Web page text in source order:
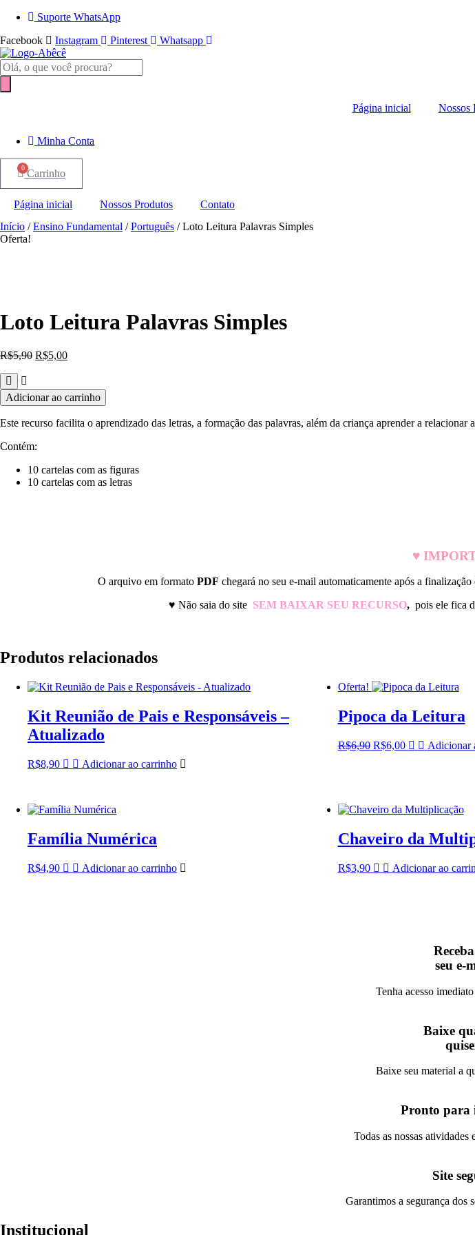
o
conteúdo
Suporte WhatsApp
Facebook
Instagram Pinterest Whatsapp
Pesquisar
produtos
Página inicial Nossos
Minha Conta
0 Carrinho
Página inicial Nossos Produtos
Contato
Início /Ensino Fundamental /Português / Loto Leitura Palavras Simples
Oferta!
Loto Leitura Palavras Simples
R$5,90 O
era:
R$5,90.
R$5,00O
é:
R$5,00.
Loto
Leitura
Palavras
quantidade
Adicionar ao carrinho
Este recurso facilita o aprendizado das letras, a formação das palavras, além da criança aprender a relacionar
Contém:
10 cartelas com as figuras
10 cartelas com as letras
♥
O arquivo em formato PDF chegará no seu e-mail automaticamente após a
♥ Não saia do site SEM BAIXAR SEU RECURSO, pois ele fica
Produtos relacionados
Kit Reunião de Pais e Responsáveis –
Atualizado
R$8,90 Adicionar ao carrinho
Oferta!
Pipoca da Leitura
R$6,90 O
R$6,00O
Adicionar
Família Numérica
R$4,90 Adicionar ao carrinho
Chaveiro da
R$3,90 Adicionar ao
seu e-
Tenha acesso
Baixe
Baixe seu material a
Pronto
Todas as nossas atividades
Site
Garantimos a segurança dos
Institucional